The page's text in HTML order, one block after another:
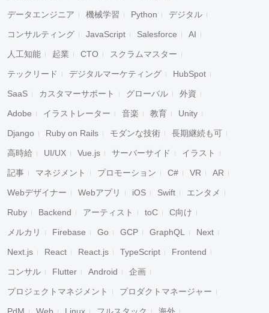
データエンジニア 機械学習 Python デジタル
コンサルティング JavaScript Salesforce AI
人工知能 起業 CTO スクラムマスター
テックリード デジタルマーケティング HubSpot
SaaS カスタマーサポート グローバル 外資
Adobe イラストレーター 音楽 教育 Unity
Django Ruby on Rails モダンな技術 長期継続も可
高時給 UI/UX Vue.js サーバーサイド イラスト
記事 マネジメント プロモーション C# VR AR
Webデザイナー Webアプリ iOS Swift エンタメ
Ruby Backend アーティスト toC C向け
メルカリ Firebase Go GCP GraphQL Next
Next.js React React.js TypeScript Frontend
コンサル Flutter Android 企画
プロジェクトマネジメント プロダクトマネージャー